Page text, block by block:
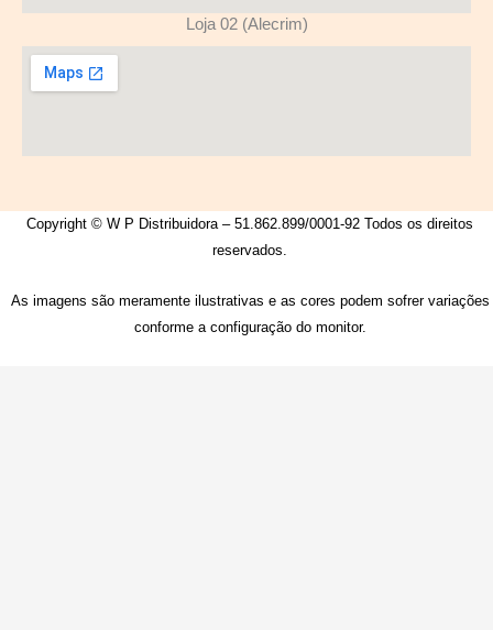
Loja 02 (Alecrim)
Copyright © W P Distribuidora – 51.862.899/0001-92 Todos os direitos
reservados.
As imagens são meramente ilustrativas e as cores podem sofrer variações
conforme a configuração do monitor.